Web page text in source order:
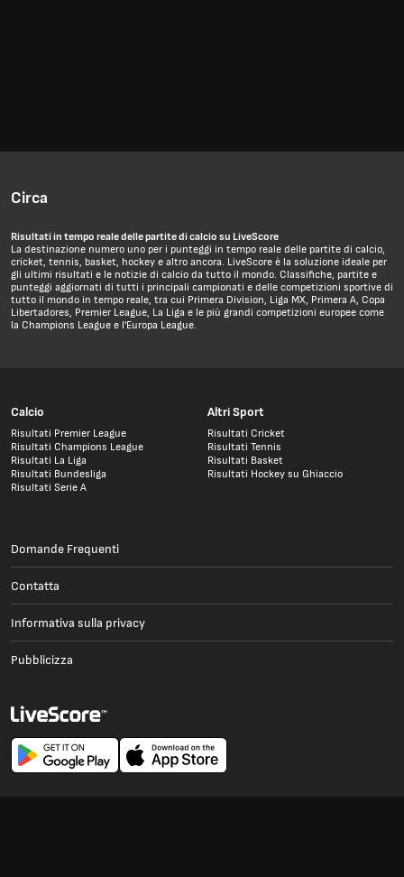
Circa
Risultati in tempo reale delle partite di calcio su LiveScore
La destinazione numero uno per i punteggi in tempo reale delle partite di calcio,
cricket, tennis, basket, hockey e altro ancora. LiveScore è la soluzione ideale per
gli ultimi risultati e le notizie di calcio da tutto il mondo. Classifiche, partite e
punteggi aggiornati di tutti i principali campionati e delle competizioni sportive di
tutto il mondo in tempo reale, tra cui Primera Division, Liga MX, Primera A, Copa
Libertadores, Premier League, La Liga e le più grandi competizioni europee come
la Champions League e l'Europa League.
Calcio
Risultati Premier League
Risultati Champions League
Risultati La Liga
Risultati Bundesliga
Risultati Serie A
Altri Sport
Risultati Cricket
Risultati Tennis
Risultati Basket
Risultati Hockey su Ghiaccio
Domande Frequenti
Contatta
Informativa sulla privacy
Pubblicizza